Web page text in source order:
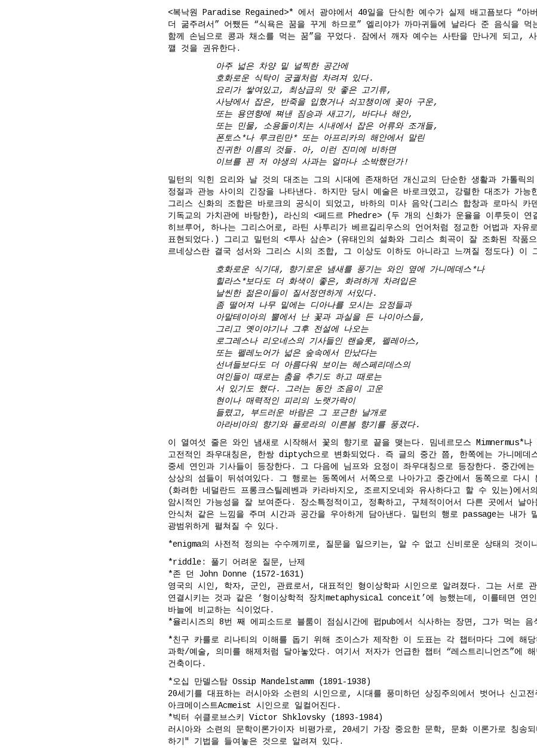
<복낙원 Paradise Regained>* 에서 광야에서 40일을 단식한 예수가 실제 배고픔보다 “아
더 굶주려서” 어쨌든 “식욕은 꿈을 꾸게 하므로” 엘리야가 까마귀들에 날라다 준 음식을 먹
함께 손님으로 콩과 채소를 먹는 꿈”을 꾸었다. 잠에서 깨자 예수는 사탄을 만나게 되고,
깰 것을 권유한다.
아주 넓은 차양 밑 널찍한 공간에
호화로운 식탁이 궁궐처럼 차려져 있다.
요리가 쌓여있고, 최상급의 맛 좋은 고기류,
사냥에서 잡은, 반죽을 입혔거나 쇠꼬챙이에 꽂아 구운,
또는 용연향에 쪄낸 짐승과 새고기, 바다나 해안,
또는 민물, 소용돌이치는 시내에서 잡은 어류와 조개들,
폰토스*나 루크린만* 또는 아프리카의 해안에서 말린
진귀한 이름의 것들. 아, 이런 진미에 비하면
이브를 꾄 저 야생의 사과는 얼마나 소박했던가!
밀턴의 익힌 요리와 날 것의 대조는 그의 시대에 존재하던 개신교의 단순한 생활과 가톨릭
정절과 관능 사이의 긴장을 나타낸다. 하지만 당시 예술은 바로크였고, 강렬한 대조가 가능
그리스 신화의 조합은 바로크의 공식이 되었고, 바하의 미사 음악(그리스 합창과 로마식 카
기독교의 가치관에 바탕한), 라신의 <페드르 Phedre> (두 개의 신화가 운율을 이루듯이 연
히브루어, 하나는 그리스어로, 라틴 사투리가 베르길리우스의 언어처럼 정교한 어법과 자유
표현되었다.) 그리고 밀턴의 <투사 삼손> (유태인의 설화와 그리스 희곡이 잘 조화된 작품
르네상스란 결국 성서와 그리스 시의 조합, 그 이상도 이하도 아니라고 느껴질 정도다) 이
호화로운 식기대, 향기로운 냄새를 풍기는 와인 옆에 가니메데스*나
힐라스*보다도 더 화색이 좋은, 화려하게 차려입은
날씬한 젊은이들이 질서정연하게 서있다.
좀 떨어져 나무 밑에는 디아나를 모시는 요정들과
아말테이아의 뿔에서 난 꽃과 과실을 든 나이아스들,
그리고 옛이야기나 그후 전설에 나오는
로그레스나 리오네스의 기사들인 랜슬롯, 펠레아스,
또는 펠레노어가 넓은 숲속에서 만났다는
선녀들보다도 더 아름다워 보이는 헤스페리데스의
여인들이 때로는 춤을 추기도 하고 때로는
서 있기도 했다. 그러는 동안 조음이 고운
현이나 매력적인 피리의 노랫가락이
들렸고, 부드러운 바람은 그 포근한 날개로
아라비아의 향기와 플로라의 이른봄 향기를 풍겼다.
이 열여섯 줄은 와인 냄새로 시작해서 꽃의 향기로 끝을 맺는다. 밈네르모스 Mimnermus*나
고전적인 좌우대칭은, 한쌍 diptych으로 변화되었다. 즉 글의 중간 쯤, 한쪽에는 가니메데
중세 연인과 기사들이 등장한다. 그 다음에 님프와 요정이 좌우대칭으로 등장한다. 중간에
상상의 섬들이 뒤섞여있다. 그 행로는 동쪽에서 서쪽으로 나아가고 중간에서 동쪽으로 다시
(화려한 네덜란드 프롱크스틸레벤과 카라바지오, 조르지오네와 유사하다고 할 수 있는)에서
암시적인 가능성을 잘 보여준다. 장소특정적이고, 정확하고, 구체적이어서 다른 곳에서 날아
안식처 같은 느낌을 주며 시간과 공간을 우아하게 담아낸다. 밀턴의 행로 passage는 내가
광범위하게 펼쳐질 수 있다.
*enigma의 사전적 정의는 수수께끼로, 질문을 일으키는, 알 수 없고 신비로운 상태의 것이
*riddle: 풀기 어려운 질문, 난제
*존 던 John Donne (1572-1631)
영국의 시인, 학자, 군인, 관료로서, 대표적인 형이상학파 시인으로 알려졌다. 그는 서로 관
연결시키는 것과 같은 ‘형이상학적 장치metaphysical conceit’에 능했는데, 이를테면 연인
바늘에 비교하는 식이었다.
*율리시즈의 8번 째 에피소드로 블룸이 점심시간에 펍pub에서 식사하는 장면, 그가 먹는 음
*친구 카를로 리나티의 이해를 돕기 위해 조이스가 제작한 이 도표는 각 챕터마다 그에 해
과학/예술, 의미를 해제처럼 달아놓았다. 여기서 저자가 언급한 챕터 “레스트리니언즈”에 해
건축이다.
*오십 만델스탐 Ossip Mandelstamm (1891-1938)
20세기를 대표하는 러시아와 소련의 시인으로, 시대를 풍미하던 상징주의에서 벗어나 신고전
아크메이스트Acmeist 시인으로 일컬어진다.
*빅터 쉬클로브스키 Victor Shklovsky (1893-1984)
러시아와 소련의 문학이론가이자 비평가로, 20세기 가장 중요한 문학, 문화 이론가로 칭송
하기" 기법을 들여놓은 것으로 알려져 있다.